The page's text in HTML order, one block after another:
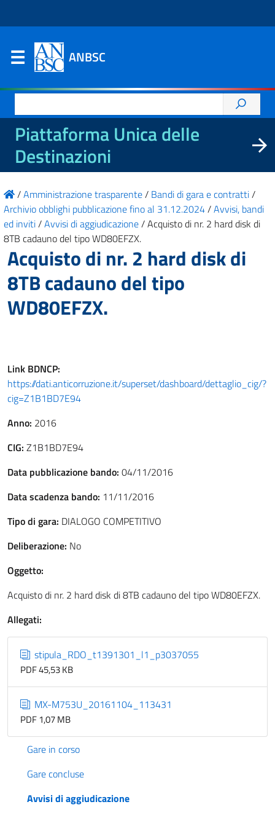
ANBSC
per:
Piattaforma Unica delle
Destinazioni
/Amministrazione trasparente/ Bandi di gara e contratti/
Archivio obblighi pubblicazione fino al 31.12.2024/Avvisi, bandi
ed inviti/Avvisi di aggiudicazione/Acquisto di nr. 2 hard disk di
8TB cadauno del tipo WD80EFZX.
Acquisto di nr. 2 hard disk di
8TB cadauno del tipo
WD80EFZX.
Link BDNCP:
https://dati.anticorruzione.it/superset/dashboard/dettaglio_cig/?
cig=Z1B1BD7E94
Anno: 2016
CIG: Z1B1BD7E94
Data pubblicazione bando: 04/11/2016
Data scadenza bando: 11/11/2016
Tipo di gara: DIALOGO COMPETITIVO
Deliberazione: No
Oggetto:
Acquisto di nr. 2 hard disk di 8TB cadauno del tipo WD80EFZX.
Allegati:
stipula_RDO_t1391301_l1_p3037055
PDF 45,53 KB
MX-M753U_20161104_113431
PDF 1,07 MB
Gare in corso
Gare concluse
Avvisi di aggiudicazione